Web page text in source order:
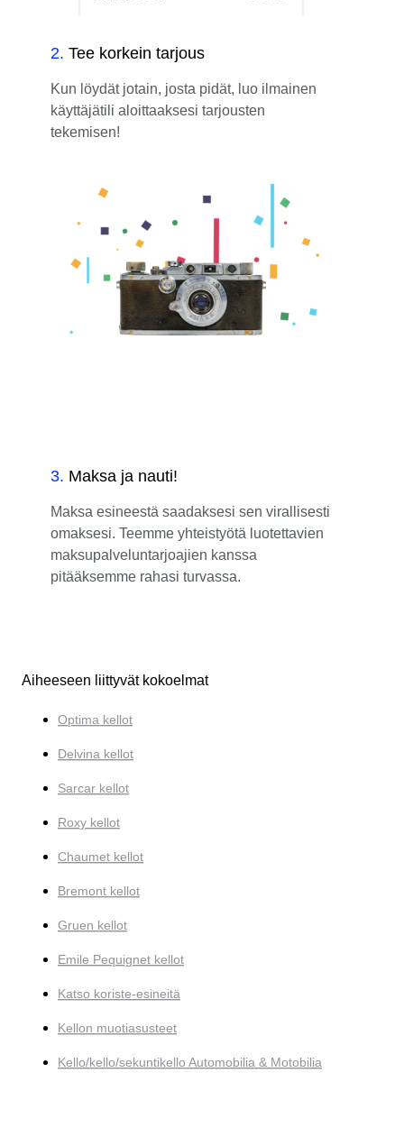
2. Tee korkein tarjous
Kun löydät jotain, josta pidät, luo ilmainen
käyttäjätili aloittaaksesi tarjousten
tekemisen!
3. Maksa ja nauti!
Maksa esineestä saadaksesi sen virallisesti
omaksesi. Teemme yhteistyötä luotettavien
maksupalveluntarjoajien kanssa
pitääksemme rahasi turvassa.
Aiheeseen liittyvät kokoelmat
Optima kellot
Delvina kellot
Sarcar kellot
Roxy kellot
Chaumet kellot
Bremont kellot
Gruen kellot
Emile Pequignet kellot
Katso koriste-esineitä
Kellon muotiasusteet
Kello/kello/sekuntikello Automobilia & Motobilia